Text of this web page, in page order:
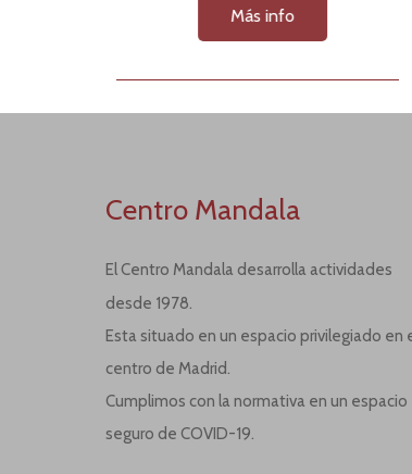
Más info
Centro Mandala
El Centro Mandala desarrolla actividades
desde 1978.
Esta situado en un espacio privilegiado en
centro de Madrid.
Cumplimos con la normativa en un espacio
seguro de COVID-19.